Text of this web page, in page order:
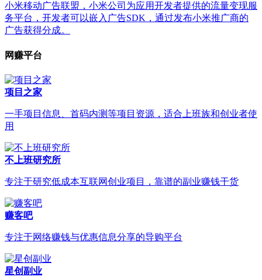
小米移动广告联盟，小米公司为应用开发者提供的流量变现服
务平台，开发者可以嵌入广告SDK，通过发布小米推广商的
广告获得分成。
网赚平台
项目之家
一手项目信息、首码内测等项目资源，适合上班族和创业者使
用
不上班研究所
专注于研究低成本互联网创业项目，靠谱的副业赚钱干货
赚客吧
专注于网络赚钱与优惠信息分享的导购平台
星创副业